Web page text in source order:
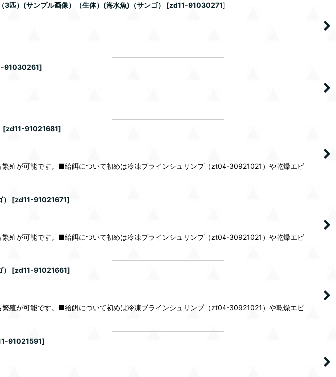
3匹）(サンプル画像）（生体）(海水魚)（サンゴ） [zd11-91030271]
91030261]
[zd11-91021681]
殖が可能です。■給餌について初めは冷凍ブラインシュリンプ（zt04-30921021）や乾燥エビ
[zd11-91021671]
殖が可能です。■給餌について初めは冷凍ブラインシュリンプ（zt04-30921021）や乾燥エビ
[zd11-91021661]
殖が可能です。■給餌について初めは冷凍ブラインシュリンプ（zt04-30921021）や乾燥エビ
91021591]